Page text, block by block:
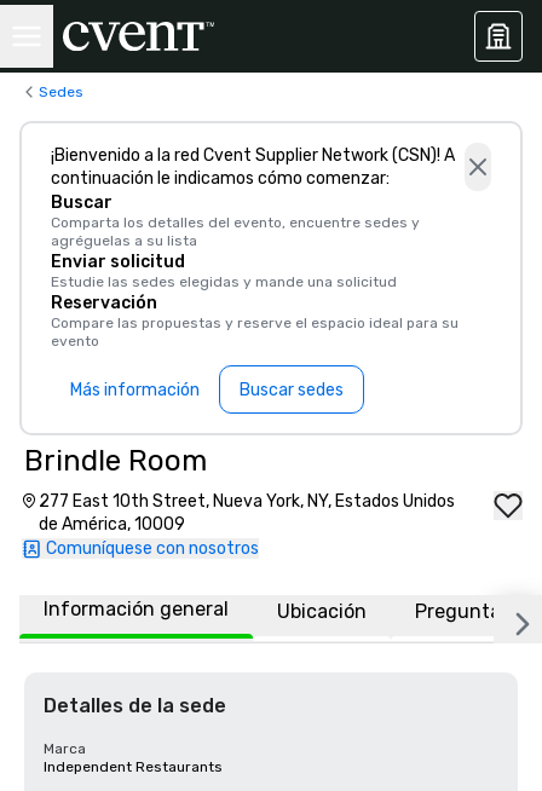
Sedes
¡Bienvenido a la red Cvent Supplier Network (CSN)! A
continuación le indicamos cómo comenzar:
Buscar
Comparta los detalles del evento, encuentre sedes y
agréguelas a su lista
Enviar solicitud
Estudie las sedes elegidas y mande una solicitud
Reservación
Compare las propuestas y reserve el espacio ideal para su
evento
Más información Buscar sedes
Brindle Room
277 East 10th Street, Nueva York, NY, Estados Unidos
de América, 10009
Comuníquese con nosotros
Información general Ubicación Preguntas
Detalles de la sede
Marca
Independent Restaurants